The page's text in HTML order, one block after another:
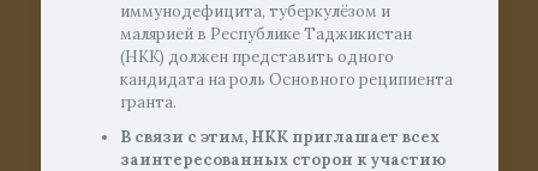
иммунодефицита, туберкулёзом и
малярией в Республике Таджикистан
(НКК) должен представить одного
кандидата на роль Основного реципиента
гранта.
В связи с этим, НКК приглашает всех
заинтересованных сторон к участию